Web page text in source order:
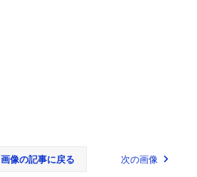
画像の記事に戻る 次の画像